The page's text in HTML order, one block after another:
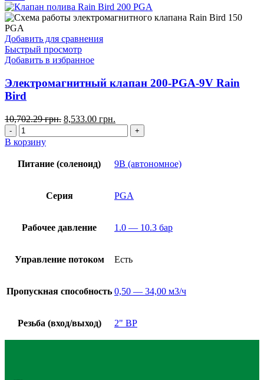
Добавить для сравнения
Быстрый просмотр
Добавить в избранное
Электромагнитный клапан 200-PGA-9V Rain
Bird
10,702.29грн. 8,533.00 грн.
В корзину
Питание (соленоид) 9В (автономное)
Серия PGA
Рабочее давление 1.0 — 10.3 бар
Управление потоком Есть
Пропускная способность 0,50 — 34,00 м3/ч
Резьба (вход/выход) 2" ВР